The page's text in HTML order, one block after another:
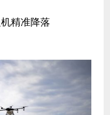
精准降落